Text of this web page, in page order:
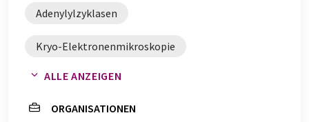
Adenylylzyklasen
Kryo-Elektronenmikroskopie
Proteinstruktur
ALLE ANZEIGEN
ORGANISATIONEN